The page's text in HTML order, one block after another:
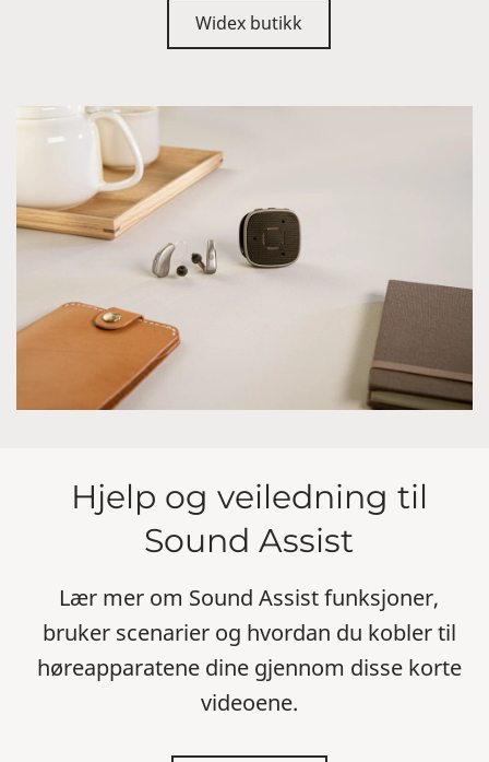
Widex butikk
Hjelp og veiledning til
Sound Assist
Lær mer om Sound Assist funksjoner,
bruker scenarier og hvordan du kobler til
høreapparatene dine gjennom disse korte
videoene.